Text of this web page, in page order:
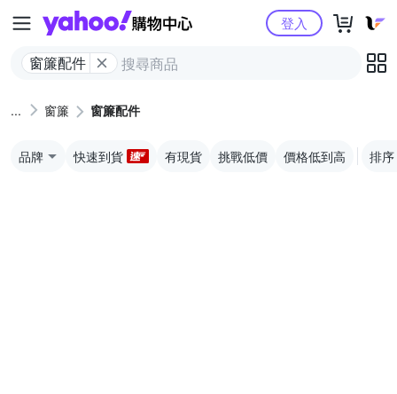
Yahoo購物中心
窗簾配件
登入
窗簾 窗簾配件
品牌 快速到貨 有現貨 挑戰低價 價格低到高 排序